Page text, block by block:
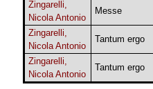
Zingarelli,
Nicola Antonio
Messe
Zingarelli,
Nicola Antonio
Tantum ergo
Zingarelli,
Nicola Antonio
Tantum ergo